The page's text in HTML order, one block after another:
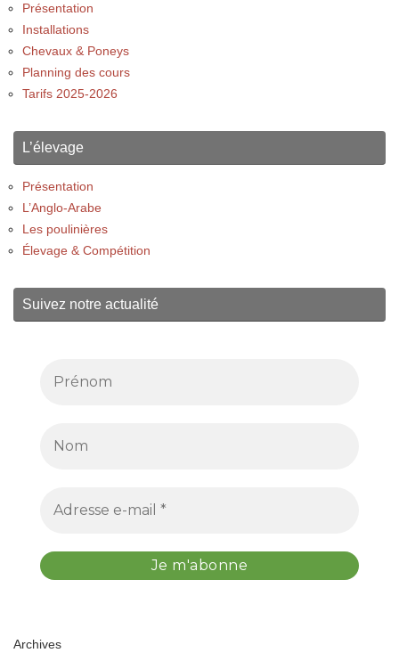
Présentation
Installations
Chevaux & Poneys
Planning des cours
Tarifs 2025-2026
L’élevage
Présentation
L’Anglo-Arabe
Les poulinières
Élevage & Compétition
Suivez notre actualité
Archives